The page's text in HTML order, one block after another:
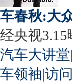
车春秋:大
经央视
汽车大讲堂|
车领袖|访